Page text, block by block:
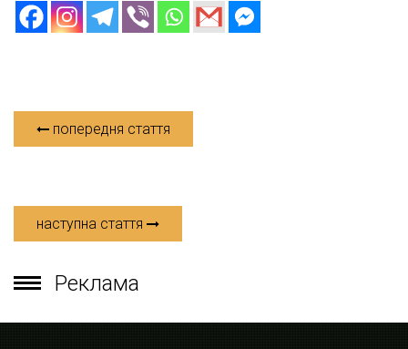
попередня стаття
наступна стаття
Реклама